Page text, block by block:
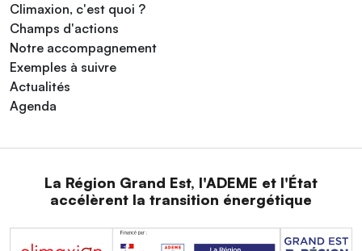
Climaxion, c'est quoi ?
Champs d'actions
Notre accompagnement
Exemples à suivre
Actualités
Agenda
La Région Grand Est, l'ADEME et l'État
accélèrent la transition énergétique